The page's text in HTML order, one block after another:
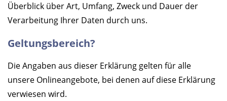
Überblick über Art, Umfang, Zweck und Dauer der
Verarbeitung Ihrer Daten durch uns.
Geltungsbereich?
Die Angaben aus dieser Erklärung gelten für alle
unsere Onlineangebote, bei denen auf diese Erklärung
verwiesen wird.